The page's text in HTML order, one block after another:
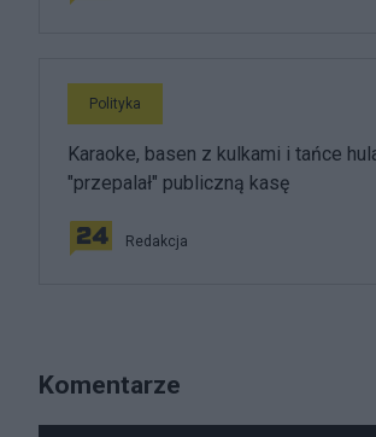
Polityka
Karaoke, basen z kulkami i tańce
"przepalał" publiczną kasę
Redakcja
Komentarze